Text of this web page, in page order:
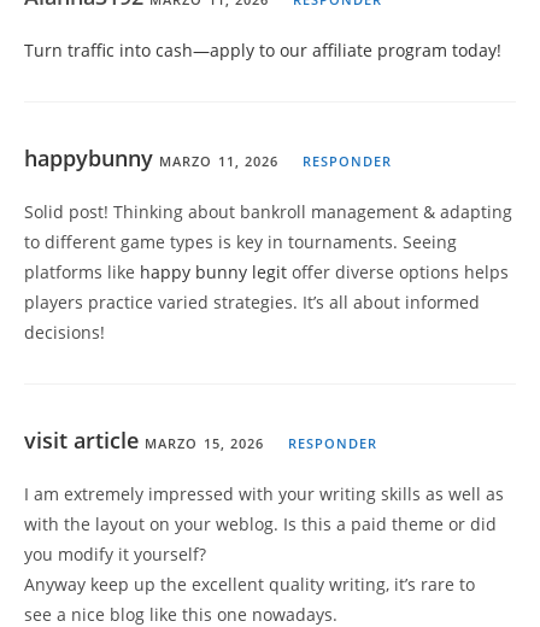
Turn traffic into cash—apply to our affiliate program today!
happybunny MARZO 11, 2026 RESPONDER
Solid post! Thinking about bankroll management & adapting
to different game types is key in tournaments. Seeing
platforms like happy bunny legit offer diverse options helps
players practice varied strategies. It’s all about informed
decisions!
visit article MARZO 15, 2026 RESPONDER
I am extremely impressed with your writing skills as well as
with the layout on your weblog. Is this a paid theme or did
you modify it yourself?
Anyway keep up the excellent quality writing, it’s rare to
see a nice blog like this one nowadays.